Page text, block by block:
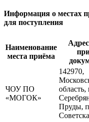
Информация о местах
для поступления
Наименование
места приёма
ЧОУ ПО
«МОГОК»
142970,
область,
Пруды,